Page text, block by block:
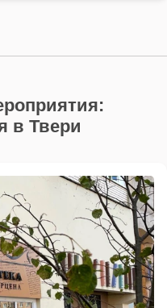
в Твери